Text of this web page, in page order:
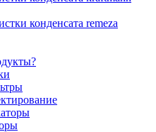
конденсата remeza